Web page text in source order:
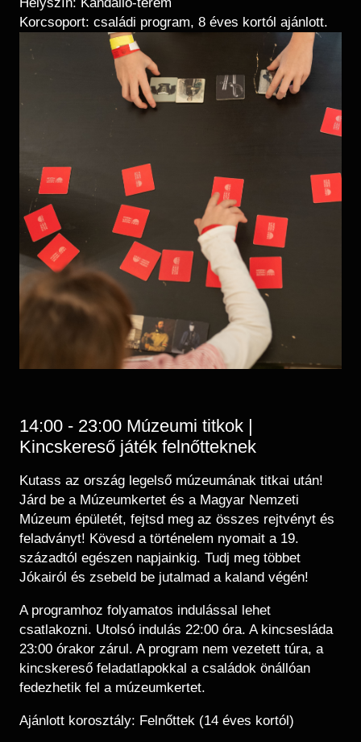
Korcsoport: családi program, 8 éves kortól ajánlott.
14:00 - 23:00 Múzeumi titkok |
Kincskereső játék felnőtteknek
Kutass az ország legelső múzeumának titkai után!
Járd be a Múzeumkertet és a Magyar Nemzeti
Múzeum épületét, fejtsd meg az összes rejtvényt és
feladványt! Kövesd a történelem nyomait a 19.
századtól egészen napjainkig. Tudj meg többet
Jókairól és zsebeld be jutalmad a kaland végén!
A programhoz folyamatos indulással lehet
csatlakozni. Utolsó indulás 22:00 óra. A kincsesláda
23:00 órakor zárul. A program nem vezetett túra, a
kincskereső feladatlapokkal a családok önállóan
fedezhetik fel a múzeumkertet.
Ajánlott korosztály: Felnőttek (14 éves kortól)